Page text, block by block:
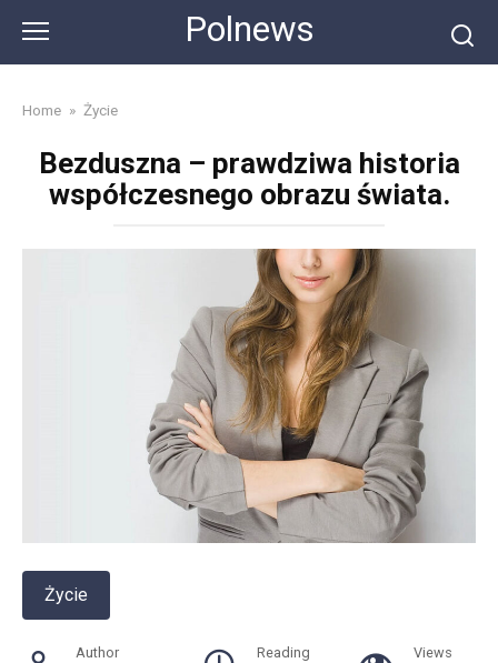
content
Polnews
Home » Życie
Bezduszna – prawdziwa historia
współczesnego obrazu świata.
Życie
Author Reading Views